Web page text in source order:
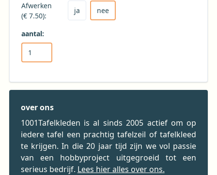
Afwerken
(€ 7.50):
ja
Kies ja om het tafelkleed af te laten werken
nee
Kies nee voor geen afwerking (niet
aantal:
over ons
1001Tafelkleden is al sinds 2005 actief om op
iedere tafel een prachtig tafelzeil of tafelkleed
te krijgen. In die 20 jaar tijd zijn we vol passie
van een hobbyproject uitgegroeid tot een
serieus bedrijf. Lees hier alles over ons.